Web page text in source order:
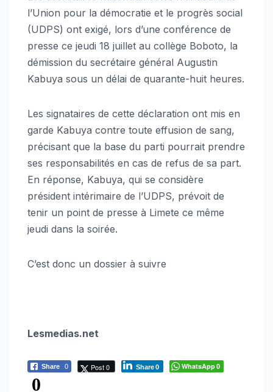
l’Union pour la démocratie et le progrès social
(UDPS) ont exigé, lors d’une conférence de
presse ce jeudi 18 juillet au collège Boboto, la
démission du secrétaire général Augustin
Kabuya sous un délai de quarante-huit heures.
Les signataires de cette déclaration ont mis en
garde Kabuya contre toute effusion de sang,
précisant que la base du parti pourrait prendre
ses responsabilités en cas de refus de sa part.
En réponse, Kabuya, qui se considère
président intérimaire de l’UDPS, prévoit de
tenir un point de presse à Limete ce même
jeudi dans la soirée.
C’est donc un dossier à suivre
Lesmedias.net
Share 0 Post 0 Share0 WhatsApp0
0